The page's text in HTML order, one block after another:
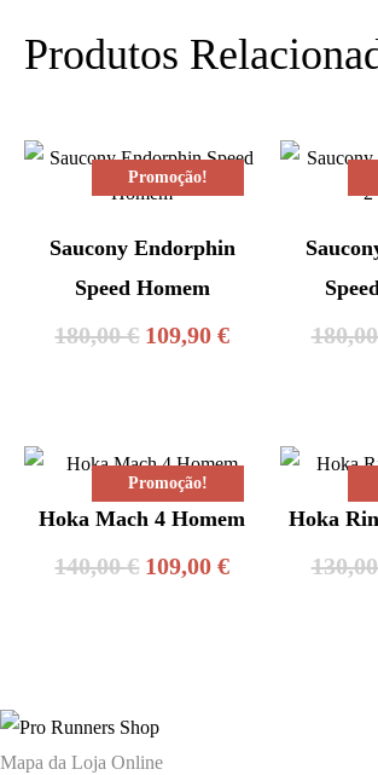
Produtos
Promoção!
Saucony Endorphin
Speed Homem
180,00€ O
era:
180,00 €.
109,90€O
é:
109,90 €.
Promoção!
Hoka Mach 4 Homem
140,00€ O
140,00 €.
109,00€O
Hoka
Mapa da Loja Online